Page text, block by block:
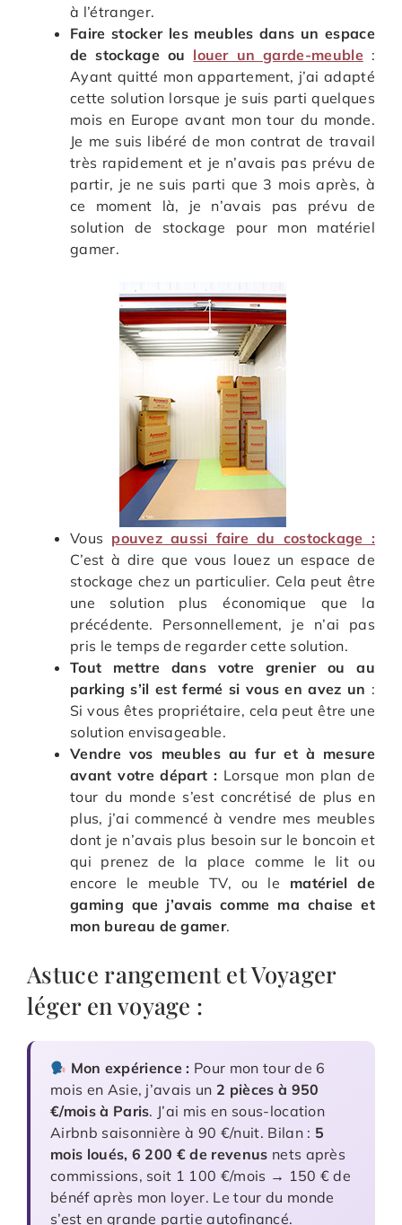
à l’étranger.
Faire stocker les meubles dans un espace
de stockage ou louer un garde-meuble:
Ayant quitté mon appartement, j’ai adapté
cette solution lorsque je suis parti quelques
mois en Europe avant mon tour du monde.
Je me suis libéré de mon contrat de travail
très rapidement et je n’avais pas prévu de
partir, je ne suis parti que 3 mois après, à
ce moment là, je n’avais pas prévu de
solution de stockage pour mon matériel
gamer.
Vous pouvez aussi faire du costockage :
C’est à dire que vous louez un espace de
stockage chez un particulier. Cela peut être
une solution plus économique que la
précédente. Personnellement, je n’ai pas
pris le temps de regarder cette solution.
Tout mettre dans votre grenier ou au
parking s’il est fermé si vous en avez un :
Si vous êtes propriétaire, cela peut être une
solution envisageable.
Vendre vos meubles au fur et à mesure
avant votre départ : Lorsque mon plan de
tour du monde s’est concrétisé de plus en
plus, j’ai commencé à vendre mes meubles
dont je n’avais plus besoin sur le boncoin et
qui prenez de la place comme le lit ou
encore le meuble TV, ou le matériel de
gaming que j’avais comme ma chaise et
mon bureau de gamer.
Astuce rangement et Voyager
léger en voyage :
Mon expérience : Pour mon tour de 6
mois en Asie, j’avais un 2 pièces à 950
€/mois à Paris. J’ai mis en sous-location
Airbnb saisonnière à 90 €/nuit. Bilan : 5
mois loués, 6 200 € de revenus nets après
commissions, soit 1 100 €/mois → 150 € de
bénéf après mon loyer. Le tour du monde
s’est en grande partie autofinancé.